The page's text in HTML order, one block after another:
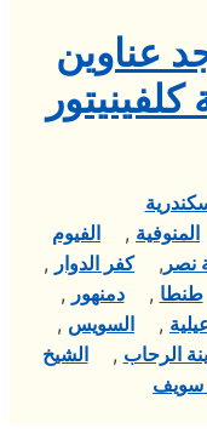
عناوين
المنوفية , الفيوم
نصر ,كفر الدوار ,
طنطا ,دمنهور ,
, السويس ,
الرحاب ,الشيخ
سويف